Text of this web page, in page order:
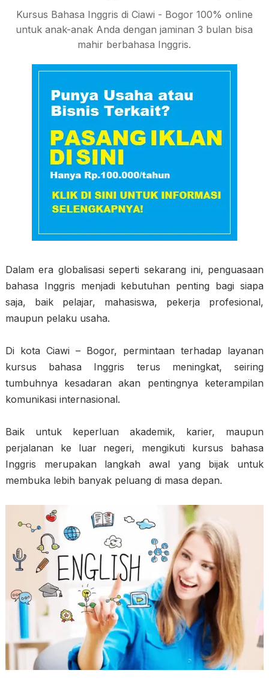
Kursus Bahasa Inggris di Ciawi - Bogor 100% online
untuk anak-anak Anda dengan jaminan 3 bulan bisa
mahir berbahasa Inggris.
Dalam era globalisasi seperti sekarang ini, penguasaan
bahasa Inggris menjadi kebutuhan penting bagi siapa
saja, baik pelajar, mahasiswa, pekerja profesional,
maupun pelaku usaha.
Di kota Ciawi – Bogor, permintaan terhadap layanan
kursus bahasa Inggris terus meningkat, seiring
tumbuhnya kesadaran akan pentingnya keterampilan
komunikasi internasional.
Baik untuk keperluan akademik, karier, maupun
perjalanan ke luar negeri, mengikuti kursus bahasa
Inggris merupakan langkah awal yang bijak untuk
membuka lebih banyak peluang di masa depan.